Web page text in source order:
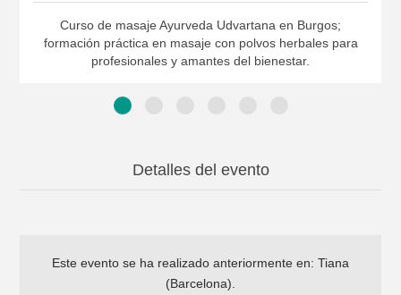
Curso de masaje Ayurveda Udvartana en Burgos;
formación práctica en masaje con polvos herbales para
profesionales y amantes del bienestar.
Detalles del evento
Este evento se ha realizado anteriormente en: Tiana
(Barcelona)